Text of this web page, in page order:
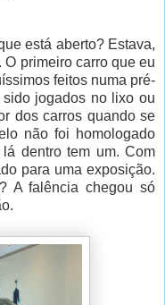
está aberto? Estava,
primeiro carro que eu
feitos numa pré-
jogados no lixo ou
dos carros quando se
não foi homologado
dentro tem um. Com
para uma exposição.
A falência chegou só